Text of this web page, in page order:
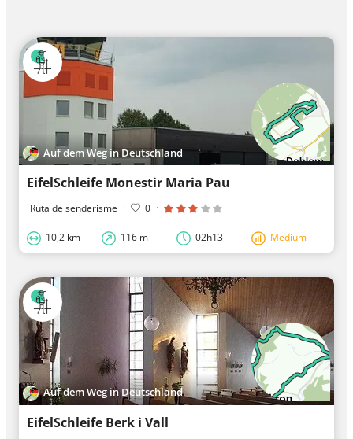
Auf dem Weg in Deutschland
EifelSchleife Monestir Maria Pau
Ruta de senderisme · 0 ·
10,2 km 116 m 02h13 Medium
Auf dem Weg in Deutschland
EifelSchleife Berk i Vall